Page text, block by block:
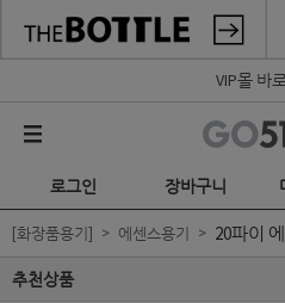
VIP몰 바
로그인 장바구니
[화장품용기] 에센스용기 20파이
추천상품